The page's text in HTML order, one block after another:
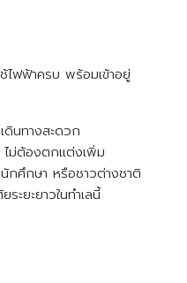
ไฟฟ้าครบ พร้อมเข้าอยู่
ดินทางสะดวก
ม่ต้องตกแต่งเพิ่ม
กศึกษา หรือชาวต่างชาติ
ะยะยาวในทำเลนี้